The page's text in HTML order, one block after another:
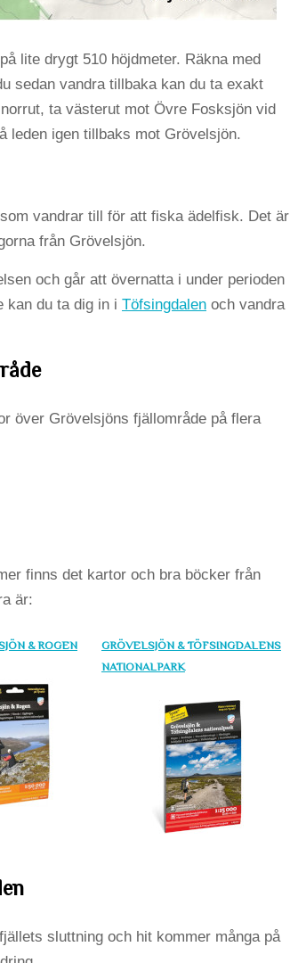
lite drygt 510 höjdmeter. Räkna med
sedan vandra tillbaka kan du ta exakt
ta västerut mot Övre Fosksjön vid
leden igen tillbaks mot Grövelsjön.
vandrar till för att fiska ädelfisk. Det är
från Grövelsjön.
och går att övernatta i under perioden
kan du ta dig in i Töfsingdalen och vandra
över Grövelsjöns fjällområde på flera
finns det kartor och bra böcker från
är:
& ROGEN
GRÖVELSJÖN & TÖFSINGDALENS
NATIONALPARK
sluttning och hit kommer många på